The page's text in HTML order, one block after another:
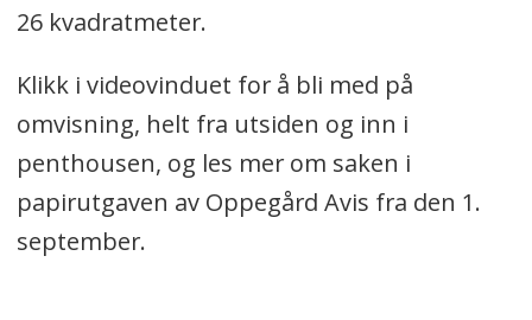
26 kvadratmeter.
Klikk i videovinduet for å bli med på
omvisning, helt fra utsiden og inn i
penthousen, og les mer om saken i
papirutgaven av Oppegård Avis fra den 1.
september.